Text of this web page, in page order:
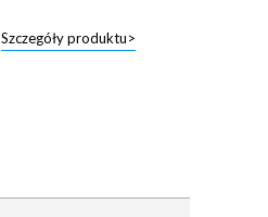
Szczegóły produktu>